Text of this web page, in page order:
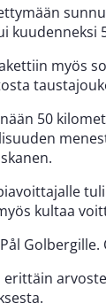
kuudenneksi
myös
50
kultaa